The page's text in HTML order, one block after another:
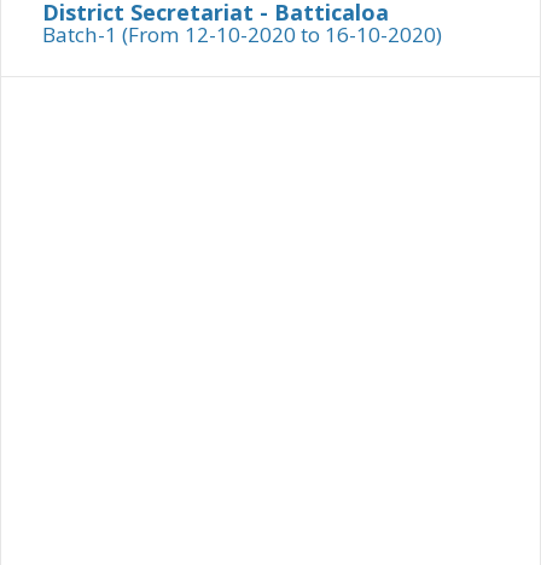
District Secretariat - Batticaloa
Batch-1 (From 12-10-2020 to 16-10-2020)